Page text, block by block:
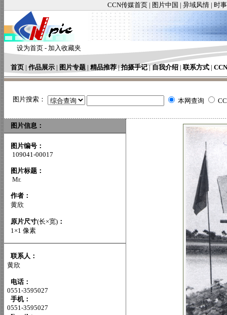
CCN传媒首页 | 图片中国 | 异域风情 | 时
设为首页 - 加入收藏夹
首页 | 作品展示 | 图片专题 | 精品推荐|拍摄手记|自我介绍 | 联系方式 |
图片搜索： 本网查询
图片信息：
图片编号：
109041-00017
图片标题：
Mr.
作者：
黄欣
原片尺寸(长×宽) ：
1×1 像素
联系人：
黄欣
电话：
0551-3595027
手机：
0551-3595027